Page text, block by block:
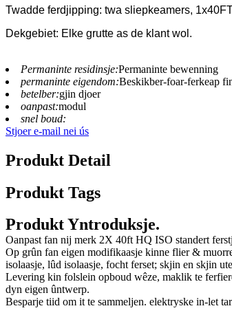
Twadde ferdjipping: twa sliepkeamers,
Dekgebiet: Elke grutte as de klant wol.
Permaninte residinsje:Permaninte bewenning
permaninte eigendom:Beskikber-foar-ferkeap
betelber:gjin djoer
oanpast:modul
snel boud:
Stjoer e-mail nei ús
Produkt Detail
Produkt Tags
Produkt Yntroduksje.
Oanpast fan nij merk 2X 40ft HQ ISO standert
Op grûn fan eigen modifikaasje kinne flier &
isolaasje, lûd isolaasje, focht ferset; skjin en skjin
Levering kin folslein opboud wêze, maklik te
dyn eigen ûntwerp.
Besparje tiid om it te sammeljen. elektryske in-let